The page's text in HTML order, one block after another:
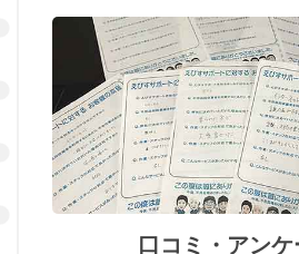
口コミ・アン